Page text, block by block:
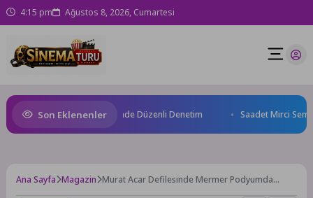
4:15 pm Ağustos 8, 2026, Cumartesi
Son Eklenenler
Geçici Pazar Yerinde Düzenli Denetim Saadet Mirci Semt
Ana Sayfa Magazin Murat Acar Defilesinde Mermer Podyumda